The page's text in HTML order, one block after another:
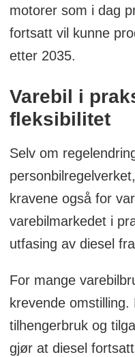
motorer som i dag
fortsatt vil kunne
etter 2035.
Varebil i
fleksibilitet
Selv om
kravene også for
varebilmarkedet i
utfasing av diesel
For mange
krevende
tilhengerbruk og
gjør at diesel